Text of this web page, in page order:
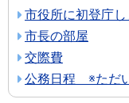
市役所に初登庁し
市長の部屋
交際費
公務日程 ※ただ